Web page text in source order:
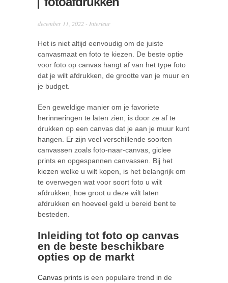
december 11, 2022 - Interieur
Het is niet altijd eenvoudig om de juiste
canvasmaat en foto te kiezen. De beste optie
voor foto op canvas hangt af van het type foto
dat je wilt afdrukken, de grootte van je muur en
je budget.
Een geweldige manier om je favoriete
herinneringen te laten zien, is door ze af te
drukken op een canvas dat je aan je muur kunt
hangen. Er zijn veel verschillende soorten
canvassen zoals foto-naar-canvas, giclee
prints en opgespannen canvassen. Bij het
kiezen welke u wilt kopen, is het belangrijk om
te overwegen wat voor soort foto u wilt
afdrukken, hoe groot u deze wilt laten
afdrukken en hoeveel geld u bereid bent te
besteden.
Inleiding tot foto op canvas
en de beste beschikbare
opties op de markt
Canvas prints is een populaire trend in de